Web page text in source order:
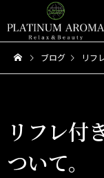
ブログ リフ
リフレ付
ついて。